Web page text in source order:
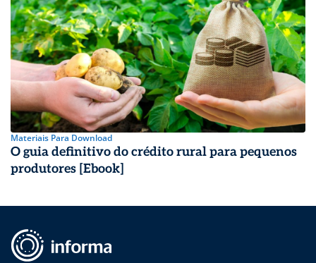
Materiais Para Download
O guia definitivo do crédito rural para pequenos
produtores [Ebook]